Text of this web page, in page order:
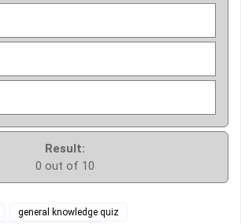
Result:
0 out of 10
general knowledge quiz